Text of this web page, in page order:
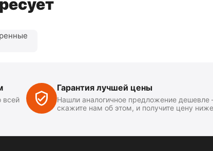
всей
Гарантия лучшей цены
Нашли аналогичное предложение
скажите нам об этом, и получите цену ниже